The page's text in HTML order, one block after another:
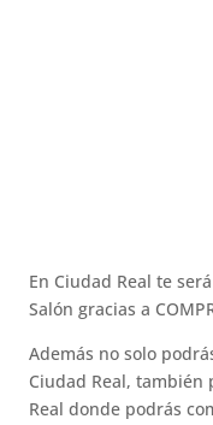
En Ciudad Real te
Salón gracias a
Además no solo
Ciudad Real,
Real donde podrás